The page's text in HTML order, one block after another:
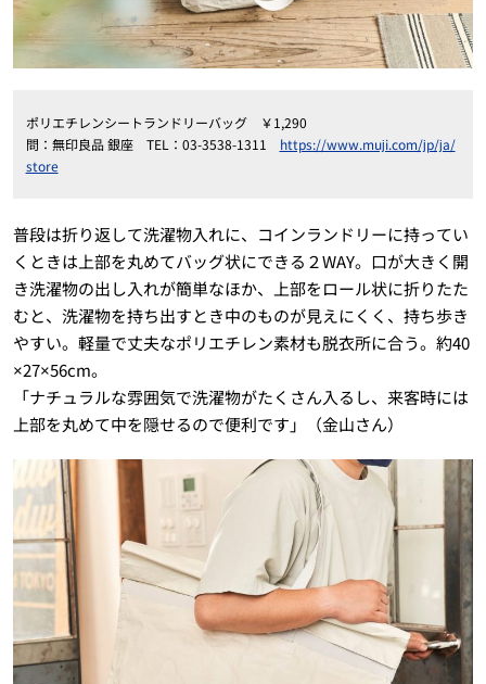
ポリエチレンシートランドリーバッグ ￥1,290
問：無印良品 銀座 TEL：03-3538-1311 https://www.muji.com/jp/ja/
store
普段は折り返して洗濯物入れに、コインランドリーに持ってい
くときは上部を丸めてバッグ状にできる２WAY。口が大きく開
き洗濯物の出し入れが簡単なほか、上部をロール状に折りたた
むと、洗濯物を持ち出すとき中のものが見えにくく、持ち歩き
やすい。軽量で丈夫なポリエチレン素材も脱衣所に合う。約40
×27×56cm。
「ナチュラルな雰囲気で洗濯物がたくさん入るし、来客時には
上部を丸めて中を隠せるので便利です」（金山さん）